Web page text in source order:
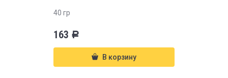
40 гр
163 Р
В корзину